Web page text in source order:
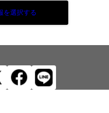
を選択する